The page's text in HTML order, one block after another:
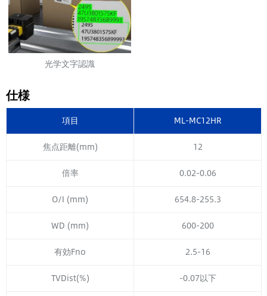
光学文字認識
仕様
項目
ML-MC12HR
焦点距離(mm)
12
倍率
0.02-0.06
O/I (mm)
654.8-255.3
WD (mm)
600-200
有効Fno
2.5-16
TVDist(%)
-0.07以下